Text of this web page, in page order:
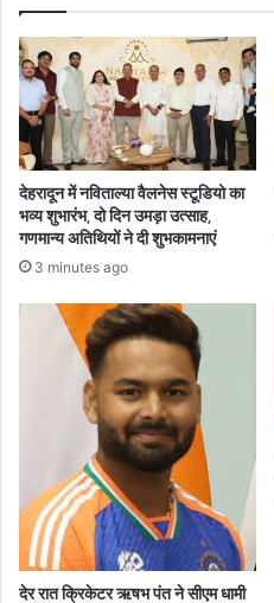
देहरादून में नविताल्या वैलनेस स्टूडियो का
भव्य शुभारंभ, दो दिन उमड़ा उत्साह,
गणमान्य अतिथियों ने दी शुभकामनाएं
3 minutes ago
देर रात क्रिकेटर ऋषभ पंत ने सीएम धामी